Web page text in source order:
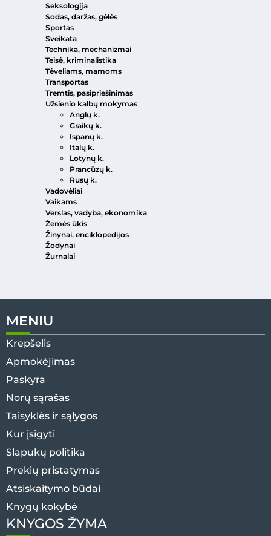
Seksologija
Sodas, daržas, gėlės
Sportas
Sveikata
Technika, mechanizmai
Teisė, kriminalistika
Tėveliams, mamoms
Transportas
Tremtis, pasipriešinimas
Užsienio kalbų mokymas
Anglų k.
Graikų k.
Ispanų k.
Italų k.
Lotynų k.
Prancūzų k.
Rusų k.
Vadovėliai
Vaikams
Verslas, vadyba, ekonomika
Žemės ūkis
Žinynai, enciklopedijos
Žodynai
Žurnalai
MENIU
Krepšelis
Apmokėjimas
Paskyra
Norų sąrašas
Taisyklės ir sąlygos
Kur įsigyti
Slapukų politika
Prekių pristatymas
Atsiskaitymo būdai
Knygų kokybė
KNYGOS ŽYMA